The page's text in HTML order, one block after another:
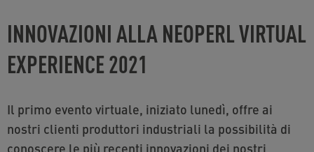
INNOVAZIONI ALLA NEOPERL VIRTUAL
EXPERIENCE 2021
Il primo evento virtuale, iniziato lunedì, offre ai
nostri clienti produttori industriali la possibilità di
conoscere le più recenti innovazioni dei nostri